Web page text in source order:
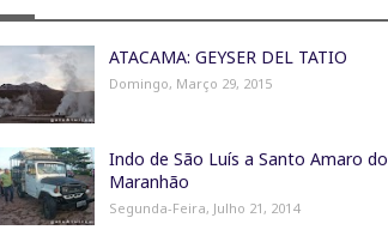
ATACAMA: GEYSER DEL TATIO
Domingo, Março 29, 2015
Indo de São Luís a Santo Amaro do
Maranhão
Segunda-Feira, Julho 21, 2014